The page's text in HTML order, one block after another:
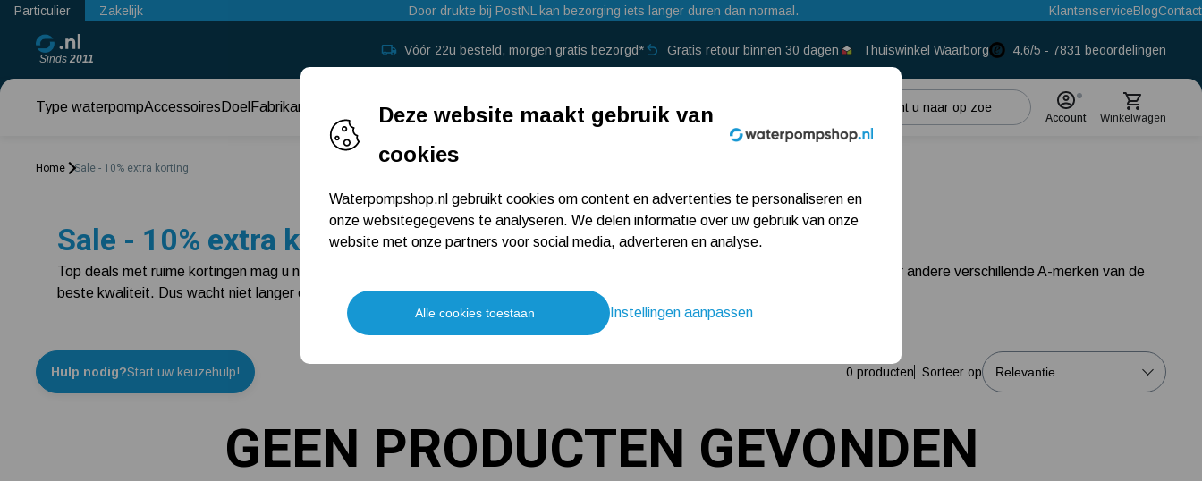
Particulier Zakelijk Door drukte bij PostNL kan bezorging iets langer duren dan normaal. KlantenserviceBlogContact
Sinds 2011
Vóór 22u besteld, morgen gratis bezorgd* Gratis retour binnen 30 dagen Thuiswinkel Waarborg 4.6/5 - 7831 beoordelingen
Type waterpompAccessoires Doel Fabrikant Keuzehulp →
Beregeningspomp
Dompelpomp
Meest gelezen blogs
Installatie van een beregenings- / hydrofoorpomp
Account Winkelwagen
Home Sale - 10% extra korting
Sale - 10% extra korting
Top deals met ruime kortingen mag u niet missen tijdens de sale. Wij hebben de beste deals voor de waterpomp die u zoekt, met onder andere verschillende A-merken van de
beste kwaliteit. Dus wacht niet langer en bekijk deze TOP DEALS tegen de beste prijs!
Hulp nodig?Start uw keuzehulp! 0 producten Sorteer op
GEEN PRODUCTEN GEVONDEN
Deze website maakt gebruik van
cookies
Waterpompshop.nl gebruikt cookies om content en advertenties te personaliseren en
onze websitegegevens te analyseren. We delen informatie over uw gebruik van onze
website met onze partners voor social media, adverteren en analyse.
Alle cookies toestaan Instellingen aanpassen